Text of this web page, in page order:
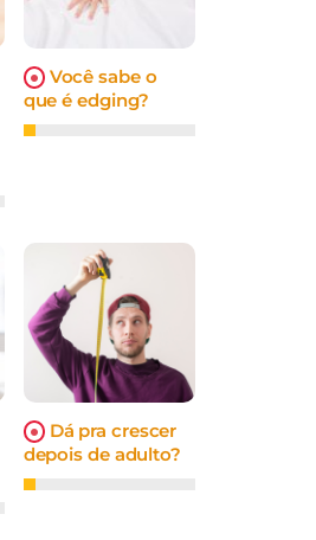
Você sabe o
que é edging?
Dá pra crescer
depois de adulto?